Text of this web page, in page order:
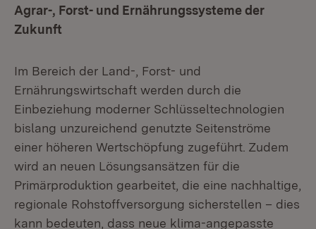
Agrar-, Forst- und Ernährungssysteme der
Zukunft
Im Bereich der Land-, Forst- und
Ernährungswirtschaft werden durch die
Einbeziehung moderner Schlüsseltechnologien
bislang unzureichend genutzte Seitenströme
einer höheren Wertschöpfung zugeführt. Zudem
wird an neuen Lösungsansätzen für die
Primärproduktion gearbeitet, die eine nachhaltige,
regionale Rohstoffversorgung sicherstellen – dies
kann bedeuten, dass neue klima-angepasste